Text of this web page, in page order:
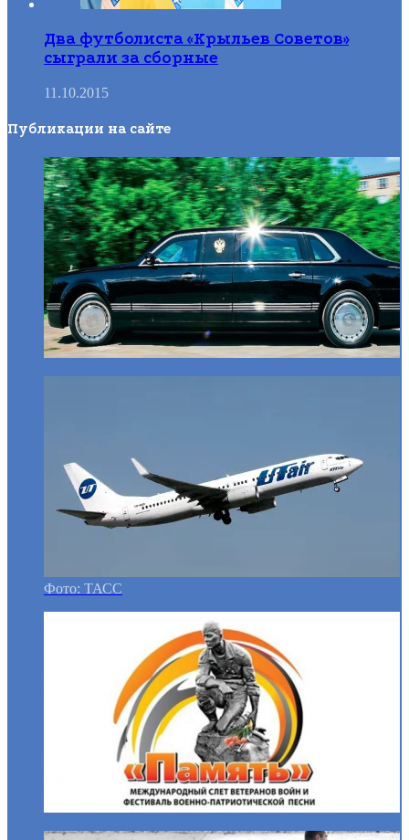
Два футболиста «Крыльев Советов»
сыграли за сборные
11.10.2015
Публикации на сайте
Фото: ТАСС